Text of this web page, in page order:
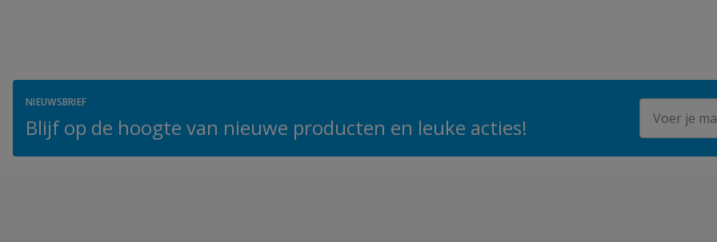
NIEUWSBRIEF
Blijf op de hoogte van nieuwe producten en leuke acties!